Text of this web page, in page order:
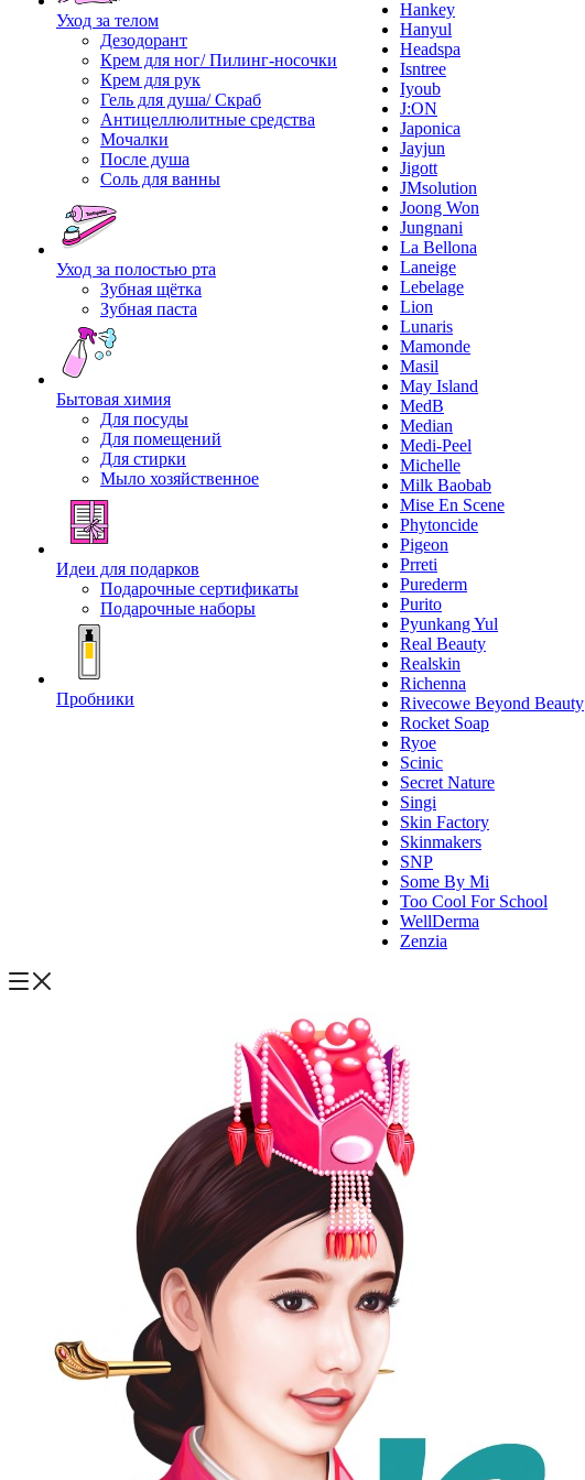
Уход за телом
Дезодорант
Крем для ног/ Пилинг-носочки
Крем для рук
Гель для душа/ Скраб
Антицеллюлитные средства
Мочалки
После душа
Соль для ванны
Уход за полостью рта
Зубная щётка
Зубная паста
Бытовая химия
Для посуды
Для помещений
Для стирки
Мыло хозяйственное
Идеи для подарков
Подарочные сертификаты
Подарочные наборы
Пробники
Hankey
Hanyul
Headspa
Isntree
Iyoub
J:ON
Japonica
Jayjun
Jigott
JMsolution
Joong Won
Jungnani
La Bellona
Laneige
Lebelage
Lion
Lunaris
Mamonde
Masil
May Island
MedB
Median
Medi-Peel
Michelle
Milk Baobab
Mise En Scene
Phytoncide
Pigeon
Prreti
Purederm
Purito
Pyunkang Yul
Real Beauty
Realskin
Richenna
Rivecowe Beyond Beauty
Rocket Soap
Ryoe
Scinic
Secret Nature
Singi
Skin Factory
Skinmakers
SNP
Some By Mi
Too Cool For School
WellDerma
Zenzia